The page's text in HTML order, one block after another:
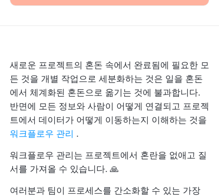
새로운 프로젝트의 혼돈 속에서 완료됨에 필요한 모
든 것을 개별 작업으로 세분화하는 것은 일을 혼돈
에서 체계화된 혼돈으로 옮기는 것에 불과합니다.
반면에 모든 정보와 사람이 어떻게 연결되고 프로젝
트에서 데이터가 어떻게 이동하는지 이해하는 것을
워크플로우 관리 .
워크플로우 관리는 프로젝트에서 혼란을 없애고 질
서를 가져올 수 있습니다. 🙏
여러분과 팀이 프로세스를 간소화할 수 있는 가장